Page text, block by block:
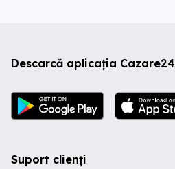
Descarcă aplicația Cazare24
Suport clienți